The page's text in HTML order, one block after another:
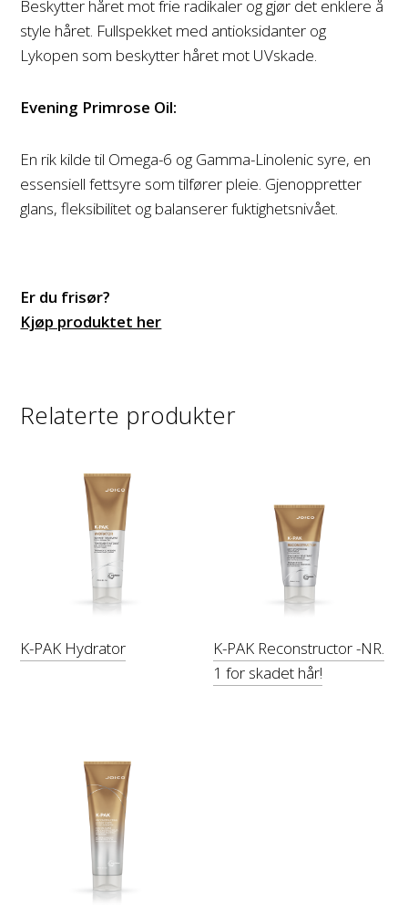
Beskytter håret mot frie radikaler og gjør det enklere å
style håret. Fullspekket med antioksidanter og
Lykopen som beskytter håret mot UVskade.
Evening Primrose Oil:
En rik kilde til Omega-6 og Gamma-Linolenic syre, en
essensiell fettsyre som tilfører pleie. Gjenoppretter
glans, fleksibilitet og balanserer fuktighetsnivået.
Er du frisør?
Kjøp produktet her
Relaterte produkter
K-PAK Hydrator
K-PAK Reconstructor -NR.
1 for skadet hår!